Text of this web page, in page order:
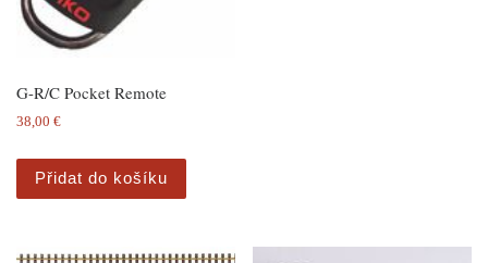
G-R/C Pocket Remote
38,00 €
Přidat do košíku